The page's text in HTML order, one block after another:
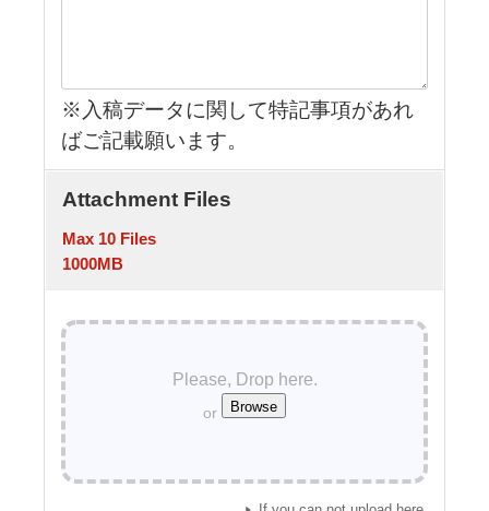
※入稿データに関して特記事項があれ
ばご記載願います。
Attachment Files
Max 10 Files
1000MB
Please, Drop here.
or